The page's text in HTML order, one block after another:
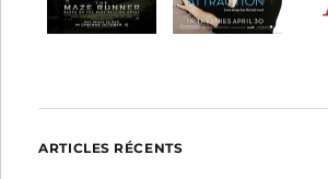
ARTICLES RÉCENTS